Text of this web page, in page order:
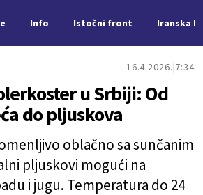
Info Istočni front Iranska
16.4.2026. 7:34
u Srbiji: Od
do pljuskova
oblačno sa sunčanim
pljuskovi mogući na
i jugu. Temperatura do 24